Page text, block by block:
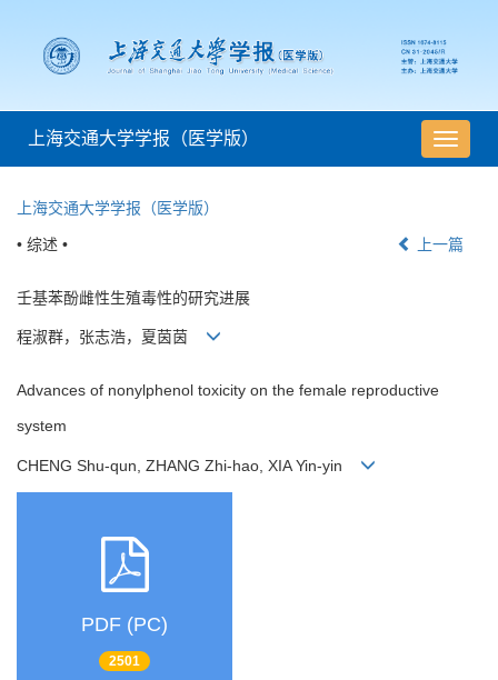
导
航
上海交通大学学报（医学版）
上海交通大学学报（医学版）
• 综述 • 上一篇
壬基苯酚雌性生殖毒性的研究进展
程淑群，张志浩，夏茵茵
Advances of nonylphenol toxicity on the female reproductive
system
CHENG Shu-qun, ZHANG Zhi-hao, XIA Yin-yin
PDF (PC)
2501